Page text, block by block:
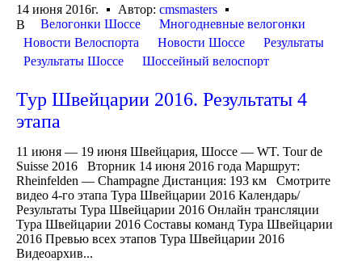
14 июня 2016г.
Автор: cmsmasters
В
Велогонки Шоссе
Многодневные велогонки
Новости Велоспорта
Новости Шоссе
Результаты
Результаты Шоссе
Шоссейный велоспорт
Тур Швейцарии 2016. Результаты 4
этапа
11 июня — 19 июня Швейцария, Шоссе — WT. Tour de
Suisse 2016 Вторник 14 июня 2016 года Маршрут:
Rheinfelden — Champagne Дистанция: 193 км Смотрите
видео 4-го этапа Тура Швейцарии 2016 Календарь/
Результаты Тура Швейцарии 2016 Онлайн трансляции
Тура Швейцарии 2016 Составы команд Тура Швейцарии
2016 Превью всех этапов Тура Швейцарии 2016
Видеоархив...